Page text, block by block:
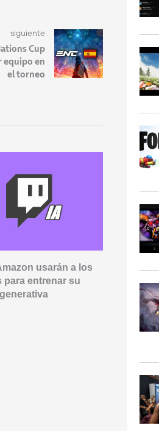
siguiente
Cup
equipo en
el torneo
usarán a los
para entrenar su
partidas